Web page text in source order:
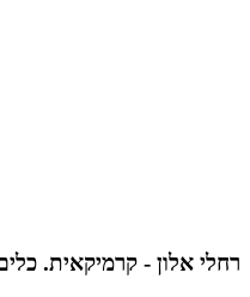
רחלי אלון - קרמיקאית.